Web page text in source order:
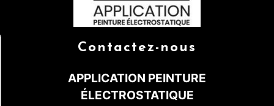
Contactez-nous
APPLICATION PEINTURE
ÉLECTROSTATIQUE